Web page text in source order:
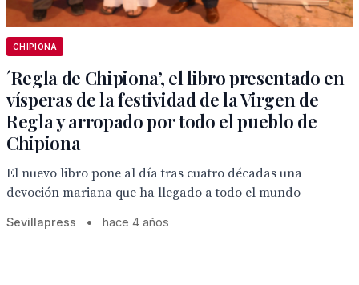
CHIPIONA
´Regla de Chipiona’, el libro presentado en
vísperas de la festividad de la Virgen de
Regla y arropado por todo el pueblo de
Chipiona
El nuevo libro pone al día tras cuatro décadas una
devoción mariana que ha llegado a todo el mundo
Sevillapress • hace 4 años